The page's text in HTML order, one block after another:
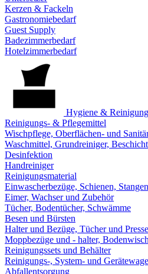
Kerzen & Fackeln
Gastronomiebedarf
Guest Supply
Badezimmerbedarf
Hotelzimmerbedarf
Hygiene & Reinigung
Reinigungs- & Pflegemittel
Wischpflege, Oberflächen- und
Waschmittel, Grundreiniger,
Desinfektion
Handreiniger
Reinigungsmaterial
Einwascherbezüge, Schienen,
Eimer, Wachser und Zubehör
Tücher, Bodentücher, Schwämme
Besen und Bürsten
Halter und Bezüge, Tücher und
Moppbezüge und - halter,
Reinigungssets und Behälter
Reinigungs-, System- und
Abfallentsorgung